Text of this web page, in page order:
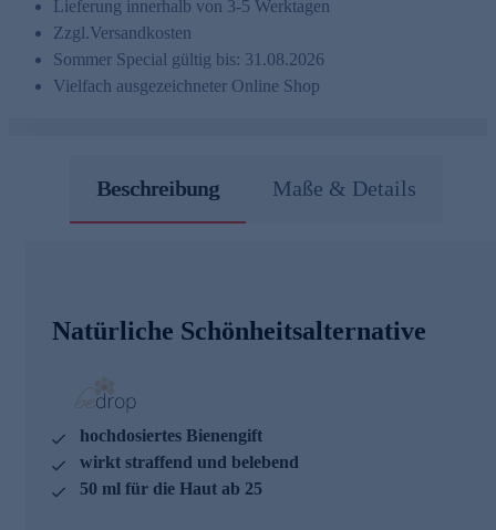
Lieferung innerhalb von 3-5 Werktagen
Zzgl.Versandkosten
Sommer Special gültig bis: 31.08.2026
Vielfach ausgezeichneter Online Shop
Beschreibung Maße & Details
Natürliche Schönheitsalternative
hochdosiertes Bienengift
wirkt straffend und belebend
50 ml für die Haut ab 25